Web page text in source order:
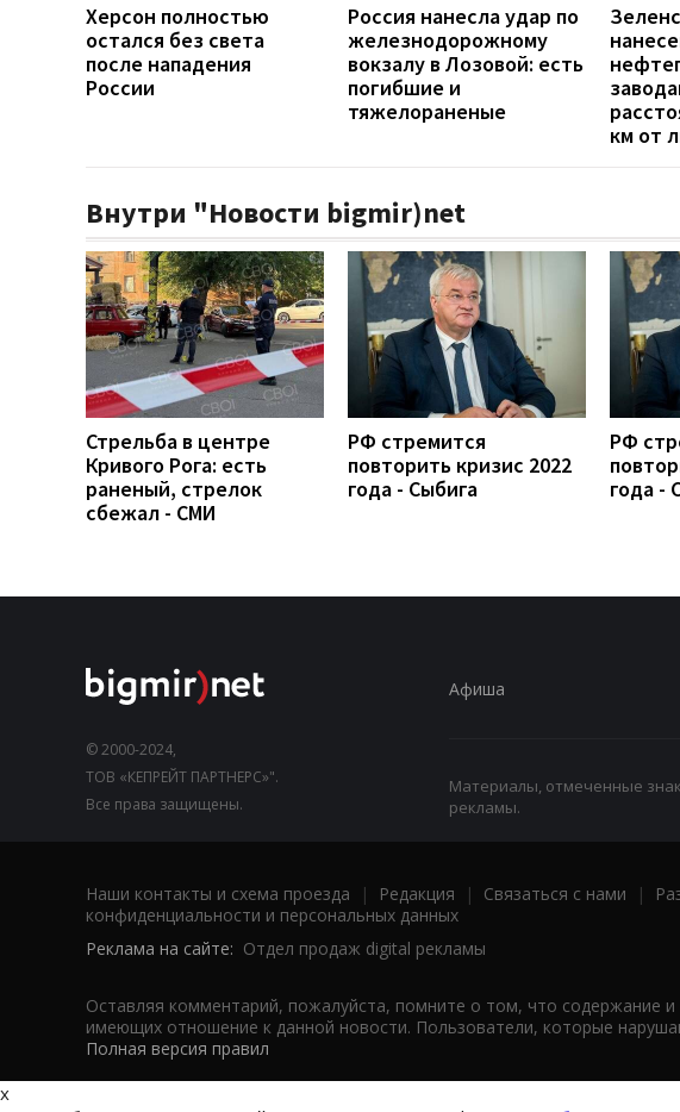
Херсон полностью
остался без света
после нападения
России
Россия нанесла удар по
железнодорожному
вокзалу в Лозовой: есть
погибшие и
тяжелораненые
км от
Внутри "Новости bigmir)net
Стрельба в центре
Кривого Рога: есть
раненый, стрелок
сбежал - СМИ
РФ стремится
повторить кризис 2022
года - Сыбига
РФ
года -
© 2000-2024,
ТОВ «КЕПРЕЙТ ПАРТНЕРС»".
Все права защищены.
Афиша
Материалы, отмеченные
рекламы.
Наши контакты и схема проезда | Редакция | Связаться с нами |
конфиденциальности и персональных данных
Реклама на сайте: Отдел продаж digital рекламы
Оставляя комментарий, пожалуйста, помните о том, что содержание
имеющих отношение к данной новости. Пользователи, которые
Полная версия правил
x